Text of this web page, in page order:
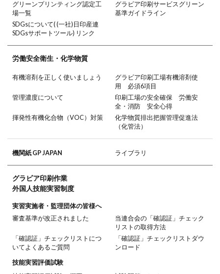
グリーンプリンティング認定工
場一覧
グラビア印刷サービスグリーン
基準ガイドライン
SDGsについて( (一社)日印産連
SDGsサポートツール) リンク
労働安全衛生・ 化学物質
有機溶剤を正しく使いましょう
グラビア印刷工場有機溶剤使
用 必須6項目
管理濃度について
印刷工場の安全確保 労働安
全・消防 安全心得
揮発性有機化合物（VOC）対策
化学物質排出把握管理促進法
（化管法）
機関紙 GP JAPAN ライブラリ
グラビア印刷作業
外国人技能実習制度
実習実施者・監理団体の皆様へ
審査基準が改正されました
当連合会の「確認証」チェック
リストの取得方法
「確認証」チェックリストにつ
いてよくあるご質問
「確認証」チェックリストダウ
ンロード
技能実習評価試験